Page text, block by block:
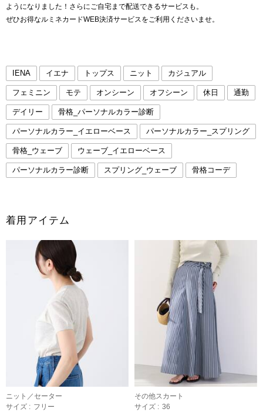
ようになりました！さらにご自宅まで配送できるサービスも。
ぜひお得なルミネカードWEB決済サービスをご利用くださいませ。
IENA イエナ トップス ニット カジュアル
フェミニン モテ オンシーン オフシーン 休日 通勤
デイリー 骨格_パーソナルカラー診断
パーソナルカラー_イエローベース パーソナルカラー_スプリング
骨格_ウェーブ ウェーブ_イエローベース
パーソナルカラー診断 スプリング_ウェーブ 骨格コーデ
着用アイテム
ニット／セーター
サイズ : フリー
その他スカート
サイズ : 36